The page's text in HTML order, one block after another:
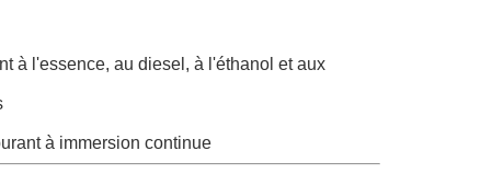
à l'essence, au diesel, à l'éthanol et aux
à immersion continue